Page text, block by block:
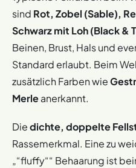
sind Rot, Zobel (Sable),
Schwarz mit Loh (Black &
Beinen, Brust, Hals und
Standard erlaubt. Beim
zusätzlich Farben wie
Merleanerkannt.
Diedichte, doppelte
Rassemerkmal. Eine zu
„“fluffy““ Behaarung ist